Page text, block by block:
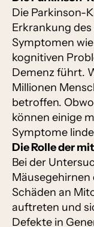
Die Parkinson-
Erkrankung
Symptomen
kognitiven
Demenz führt.
Millionen
betroffen.
können einige
Symptome
Die Rolle der
Bei der
Mäusegehirnen
Schäden an
auftreten und
Defekte in